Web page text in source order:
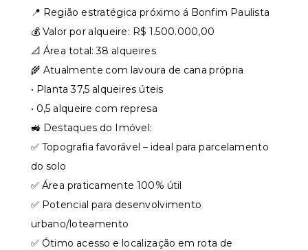
📍 Região estratégica próximo á Bonfim Paulista
💰 Valor por alqueire: R$ 1.500.000,00
📐 Área total: 38 alqueires
🌾 Atualmente com lavoura de cana própria
• Planta 37,5 alqueires úteis
• 0,5 alqueire com represa
🚜 Destaques do Imóvel:
✅ Topografia favorável – ideal para parcelamento
do solo
✅ Área praticamente 100% útil
✅ Potencial para desenvolvimento
urbano/loteamento
✅ Ótimo acesso e localização em rota de